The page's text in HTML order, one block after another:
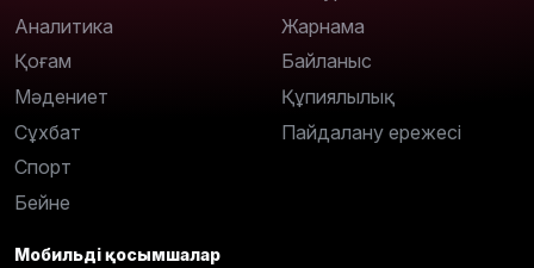
Аналитика
Қоғам
Мәдениет
Сұхбат
Спорт
Бейне
Жарнама
Байланыс
Құпиялылық
Пайдалану ережесі
Мобильді қосымшалар